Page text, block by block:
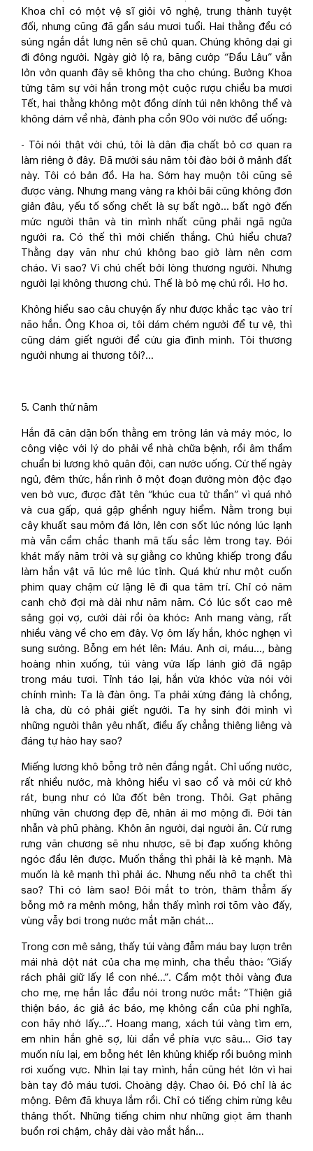
Khoa chỉ có một vệ sĩ giỏi võ nghệ, trung thành tuyệt
đối, nhưng cũng đã gần sáu mươi tuổi. Hai thằng đều có
súng ngắn dắt lưng nên sẽ chủ quan. Chúng không dại gì
đi đông người. Ngày giờ lộ ra, băng cướp “Đầu Lâu” vẫn
lởn vởn quanh đây sẽ không tha cho chúng. Bưởng Khoa
từng tâm sự với hắn trong một cuộc rượu chiều ba mươi
Tết, hai thằng không một đồng dính túi nên không thể và
không dám về nhà, đành pha cồn 90o với nước để uống:
- Tôi nói thật với chú, tôi là dân địa chất bỏ cơ quan ra
làm riêng ở đây. Đã mười sáu năm tôi đào bới ở mảnh đất
này. Tôi có bản đồ. Ha ha. Sớm hay muộn tôi cũng sẽ
được vàng. Nhưng mang vàng ra khỏi bãi cũng không đơn
giản đâu, yếu tố sống chết là sự bất ngờ… bất ngờ đến
mức người thân và tin mình nhất cũng phải ngã ngửa
người ra. Có thế thì mới chiến thắng. Chú hiểu chưa?
Thằng dạy văn như chú không bao giờ làm nên cơm
cháo. Vì sao? Vì chú chết bởi lòng thương người. Nhưng
người lại không thương chú. Thế là bỏ mẹ chú rồi. Hơ hơ.
Không hiểu sao câu chuyện ấy như được khắc tạc vào trí
não hắn. Ông Khoa ơi, tôi dám chém người để tự vệ, thì
cũng dám giết người để cứu gia đình mình. Tôi thương
người nhưng ai thương tôi?...
5. Canh thứ năm
Hắn đã căn dặn bốn thằng em trông lán và máy móc, lo
công việc với lý do phải về nhà chữa bệnh, rồi âm thầm
chuẩn bị lương khô quân đội, can nước uống. Cứ thế ngày
ngủ, đêm thức, hắn rình ở một đoạn đường mòn độc đạo
ven bờ vực, được đặt tên “khúc cua tử thần” vì quá nhỏ
và cua gấp, quá gập ghềnh nguy hiểm. Nằm trong bụi
cây khuất sau mỏm đá lớn, lên cơn sốt lúc nóng lúc lạnh
mà vẫn cầm chắc thanh mã tấu sắc lẻm trong tay. Đói
khát mấy năm trời và sự giằng co khủng khiếp trong đầu
làm hắn vật vã lúc mê lúc tỉnh. Quá khứ như một cuốn
phim quay chậm cứ lặng lẽ đi qua tâm trí. Chỉ có năm
canh chờ đợi mà dài như năm năm. Có lúc sốt cao mê
sảng gọi vợ, cười dài rồi òa khóc: Anh mang vàng, rất
nhiều vàng về cho em đây. Vợ ôm lấy hắn, khóc nghẹn vì
sung sướng. Bỗng em hét lên: Máu. Anh ơi, máu…, bàng
hoàng nhìn xuống, túi vàng vừa lấp lánh giờ đã ngập
trong máu tươi. Tỉnh táo lại, hắn vừa khóc vừa nói với
chính mình: Ta là đàn ông. Ta phải xứng đáng là chồng,
là cha, dù có phải giết người. Ta hy sinh đời mình vì
những người thân yêu nhất, điều ấy chẳng thiêng liêng và
đáng tự hào hay sao?
Miếng lương khô bỗng trở nên đắng ngắt. Chỉ uống nước,
rất nhiều nước, mà không hiểu vì sao cổ và môi cứ khô
rát, bụng như có lửa đốt bên trong. Thôi. Gạt phăng
những văn chương đẹp đẽ, nhân ái mơ mộng đi. Đời tàn
nhẫn và phũ phàng. Khôn ăn người, dại người ăn. Cứ rưng
rưng văn chương sẽ nhu nhược, sẽ bị đạp xuống không
ngóc đầu lên được. Muốn thắng thì phải là kẻ mạnh. Mà
muốn là kẻ mạnh thì phải ác. Nhưng nếu nhỡ ta chết thì
sao? Thì có làm sao! Đôi mắt to tròn, thăm thẳm ấy
bỗng mở ra mênh mông, hắn thấy mình rơi tõm vào đấy,
vùng vẫy bơi trong nước mắt mặn chát…
Trong cơn mê sảng, thấy túi vàng đẫm máu bay lượn trên
mái nhà dột nát của cha mẹ mình, cha thều thào: “Giấy
rách phải giữ lấy lề con nhé…”. Cầm một thỏi vàng đưa
cho mẹ, mẹ hắn lắc đầu nói trong nước mắt: “Thiện giả
thiện báo, ác giả ác báo, mẹ không cần của phi nghĩa,
con hãy nhớ lấy…”. Hoang mang, xách túi vàng tìm em,
em nhìn hắn ghê sợ, lùi dần về phía vực sâu… Giơ tay
muốn níu lại, em bỗng hét lên khủng khiếp rồi buông mình
rơi xuống vực. Nhìn lại tay mình, hắn cũng hét lớn vì hai
bàn tay đỏ máu tươi. Choàng dậy. Chao ôi. Đó chỉ là ác
mộng. Đêm đã khuya lắm rồi. Chỉ có tiếng chim rừng kêu
thảng thốt. Những tiếng chim như những giọt âm thanh
buồn rơi chậm, chảy dài vào mắt hắn…